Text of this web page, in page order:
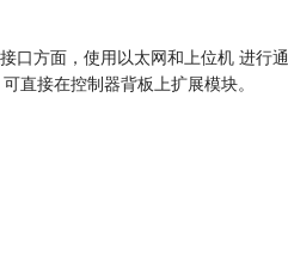
口方面，使用以太网和上位机 进行通
直接在控制器背板上扩展模块。